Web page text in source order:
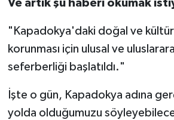
Ve artık şu haberi okumak
"Kapadokya'daki doğal ve
korunması için ulusal ve
seferberliği başlatıldı."
İşte o gün, Kapadokya adına
yolda olduğumuzu